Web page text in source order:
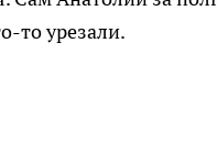
то урезали.